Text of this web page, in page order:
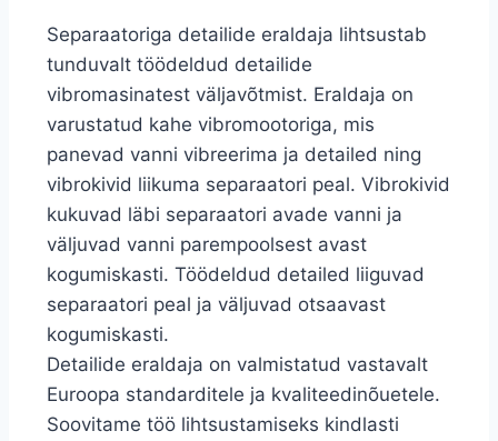
Separaatoriga detailide eraldaja lihtsustab
tunduvalt töödeldud detailide
vibromasinatest väljavõtmist. Eraldaja on
varustatud kahe vibromootoriga, mis
panevad vanni vibreerima ja detailed ning
vibrokivid liikuma separaatori peal. Vibrokivid
kukuvad läbi separaatori avade vanni ja
väljuvad vanni parempoolsest avast
kogumiskasti. Töödeldud detailed liiguvad
separaatori peal ja väljuvad otsaavast
kogumiskasti.
Detailide eraldaja on valmistatud vastavalt
Euroopa standarditele ja kvaliteedinõuetele.
Soovitame töö lihtsustamiseks kindlasti